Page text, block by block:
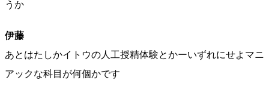
うか
伊藤
あとはたしかイトウの人工授精体験とかーいずれにせよマニ
アックな科目が何個かです